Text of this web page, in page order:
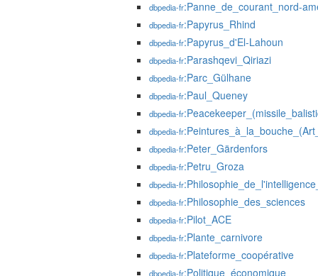
dbpedia-fr:Panne_de_courant_nord-
dbpedia-fr:Papyrus_Rhind
dbpedia-fr:Papyrus_d'El-Lahoun
dbpedia-fr:Parashqevi_Qiriazi
dbpedia-fr:Parc_Gülhane
dbpedia-fr:Paul_Queney
dbpedia-fr
dbpedia-fr
dbpedia-fr:Peter_Gärdenfors
dbpedia-fr:Petru_Groza
dbpedia-fr
dbpedia-fr:Philosophie_des_sciences
dbpedia-fr:Pilot_ACE
dbpedia-fr:Plante_carnivore
dbpedia-fr:Plateforme_coopérative
dbpedia-fr:Politique_économique